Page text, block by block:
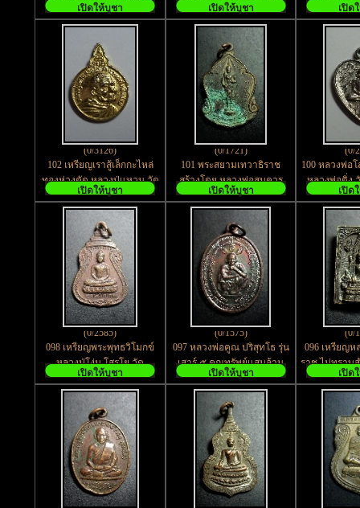
มาสภาพเดิม พร้อมบูชา
เปิดให้บูชา
บางกอกสาส์น ปี21
เปิดให้บูชา
พิท
เปิด
(0/3126)
102 เหรียญเราสู้เล็กกะไหล่
ทองห่วงตัด หลวงปู่แหวน วัด
ดอยแม่ปั๋ง จ.เชียงใหม่
เปิดให้บูชา
(0/1721)
101 พระสยามเทวาธิราช
สร้างโดย หลวงพ่อสมควร
วิชชาสาโล วัดถือน้ำ
จ.นครสวรรค์ สร้า
เปิดให้บูชา
(0/
100 หลวงพ่อ
หลวงพ่อดิ่ง
เ
เปิด
(0/2585)
098 เหรียญพระพุทธวิโมกข์
หลวงปู่โง่น โสรโย วัด
พระพุทธบาทเขารวก จ.พิจิตร
เปิดให้บูชา
(0/1575)
097 หลวงพ่อคูณ ปริสุทโธ รุ่น
เสาร์ ๕ คูณทรัพย์แสนล้าน
สร้างปี 2539
เปิดให้บูชา
(0/
096 เหรียญ
ราช ไม่ทราบ
ที่ส
เปิด